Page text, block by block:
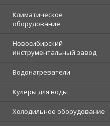
Климатическое
оборудование
Новосибирский
инструментальный завод
Водонагреватели
Кулеры для воды
Холодильное оборудование